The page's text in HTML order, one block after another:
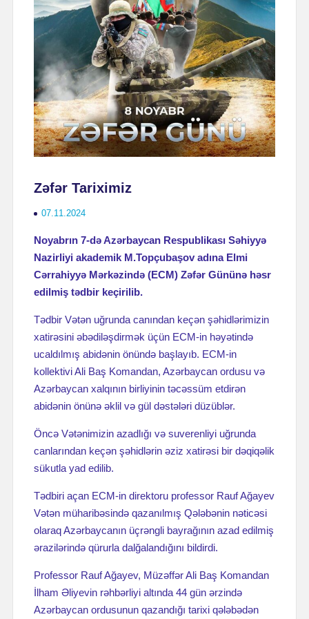
Zəfər Tariximiz
07.11.2024
Noyabrın 7-də Azərbaycan Respublikası Səhiyyə
Nazirliyi akademik M.Topçubaşov adına Elmi
Cərrahiyyə Mərkəzində (ECM) Zəfər Gününə həsr
edilmiş tədbir keçirilib.
Tədbir Vətən uğrunda canından keçən şəhidlərimizin
xatirəsini əbədiləşdirmək üçün ECM-in həyətində
ucaldılmış abidənin önündə başlayıb. ECM-in
kollektivi Ali Baş Komandan, Azərbaycan ordusu və
Azərbaycan xalqının birliyinin təcəssüm etdirən
abidənin önünə əklil və gül dəstələri düzüblər.
Öncə Vətənimizin azadlığı və suverenliyi uğrunda
canlarından keçən şəhidlərin əziz xatirəsi bir dəqiqəlik
sükutla yad edilib.
Tədbiri açan ECM-in direktoru professor Rauf Ağayev
Vətən müharibəsində qazanılmış Qələbənin nəticəsi
olaraq Azərbaycanın üçrəngli bayrağının azad edilmiş
ərazilərində qürurla dalğalandığını bildirdi.
Professor Rauf Ağayev, Müzəffər Ali Baş Komandan
İlham Əliyevin rəhbərliyi altında 44 gün ərzində
Azərbaycan ordusunun qazandığı tarixi qələbədən